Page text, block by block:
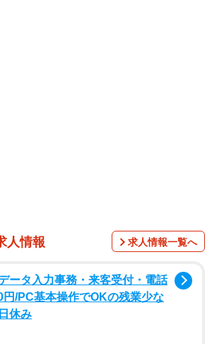
）人情報 求人情報一覧へ
ータ入力事務・来客受付・電話
円/PC基本操作でOKの残業少な
休み